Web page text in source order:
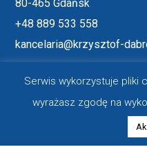
80-465 Gdańsk
+48 889 533 558
kancelaria@krzysztof-
Biuro w Warszawie
Serwis wykorzystuje pliki
wyrażasz zgodę na